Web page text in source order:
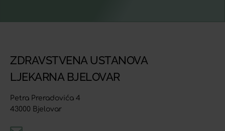
ZDRAVSTVENA USTANOVA
LJEKARNA BJELOVAR
Petra Preradovića 4
43000 Bjelovar